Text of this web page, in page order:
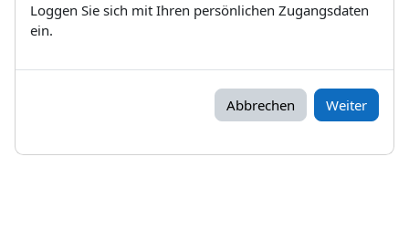
Loggen Sie sich mit Ihren persönlichen Zugangsdaten
ein.
Abbrechen Weiter